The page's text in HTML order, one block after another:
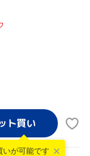
いが可能です